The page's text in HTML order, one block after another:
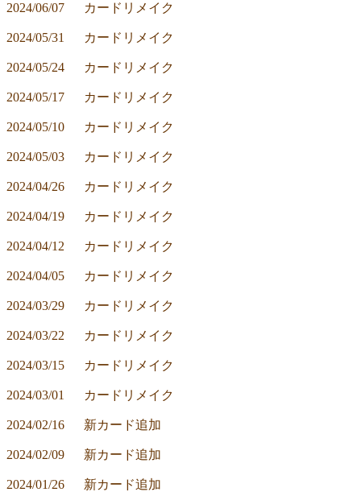
2024/06/07	カードリメイク
2024/05/31	カードリメイク
2024/05/24	カードリメイク
2024/05/17	カードリメイク
2024/05/10	カードリメイク
2024/05/03	カードリメイク
2024/04/26	カードリメイク
2024/04/19	カードリメイク
2024/04/12	カードリメイク
2024/04/05	カードリメイク
2024/03/29	カードリメイク
2024/03/22	カードリメイク
2024/03/15	カードリメイク
2024/03/01	カードリメイク
2024/02/16	新カード追加
2024/02/09	新カード追加
2024/01/26	新カード追加